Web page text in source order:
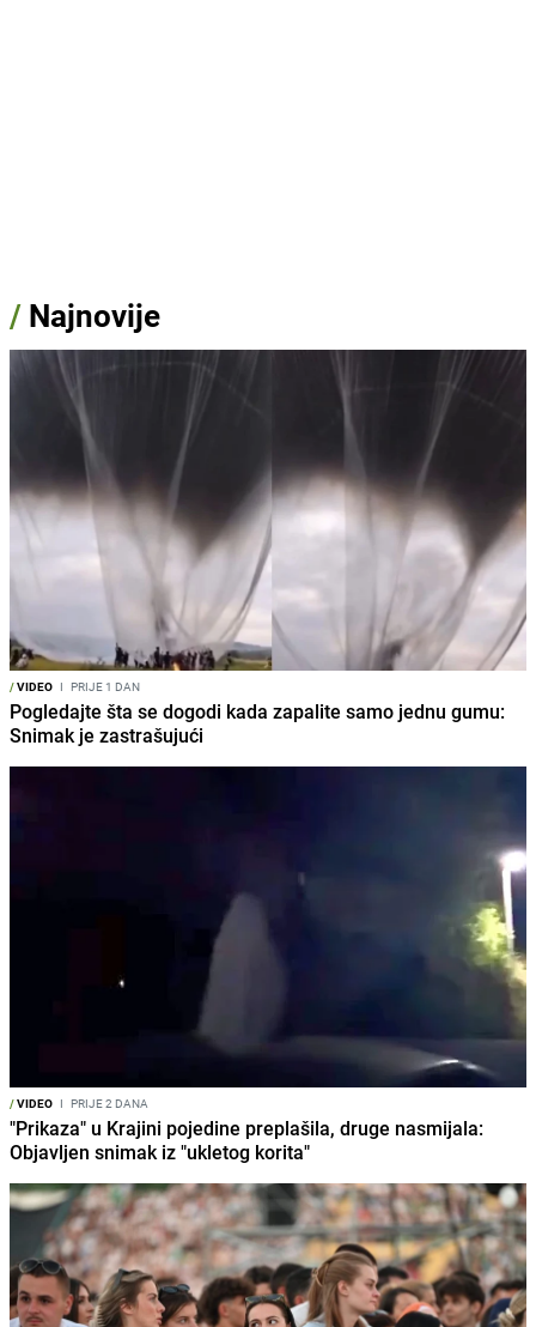
/ Najnovije
/VIDEO I PRIJE 1 DAN
Pogledajte šta se dogodi kada zapalite samo jednu gumu:
Snimak je zastrašujući
/VIDEO I PRIJE 2 DANA
"Prikaza" u Krajini pojedine preplašila, druge nasmijala:
Objavljen snimak iz "ukletog korita"